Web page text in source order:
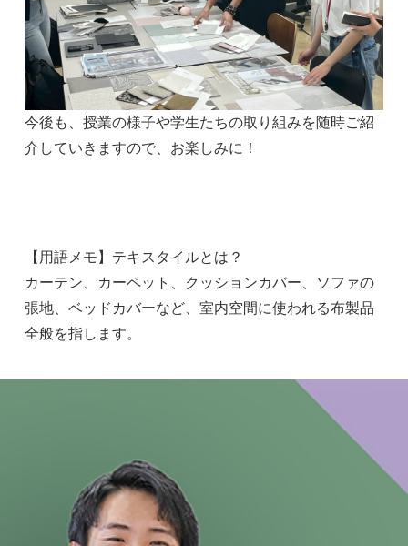
今後も、授業の様子や学生たちの取り組みを随時ご紹
介していきますので、お楽しみに！
【用語メモ】テキスタイルとは？
カーテン、カーペット、クッションカバー、ソファの
張地、ベッドカバーなど、室内空間に使われる布製品
全般を指します。